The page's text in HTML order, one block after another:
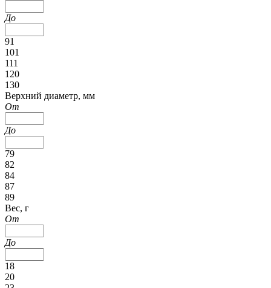
До
91
101
111
120
130
Верхний диаметр, мм
От
До
79
82
84
87
89
Вес, г
От
До
18
20